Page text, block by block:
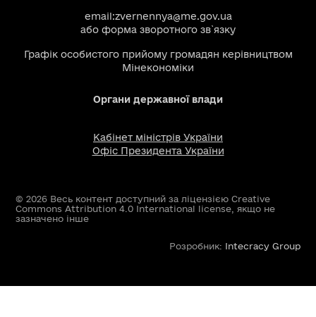
email:zvernennya@me.gov.ua
або форма зворотного зв`язку
Графік особистого прийому громадян керівництвом
Мінекономіки
Органи державної влади
Кабінет міністрів України
Офіс Президента України
© 2026 Весь контент доступний за ліцензією Creative
Commons Attribution 4.0 International license, якщо не
зазначено інше
Розробник: Intecracy Group